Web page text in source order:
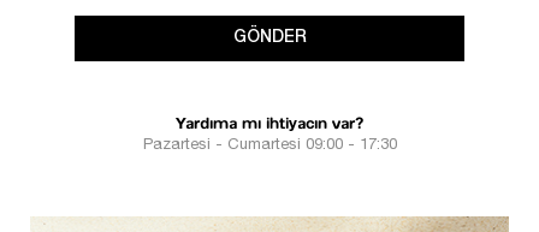
GÖNDER
Yardıma mı ihtiyacın var?
Pazartesi - Cumartesi 09:00 - 17:30